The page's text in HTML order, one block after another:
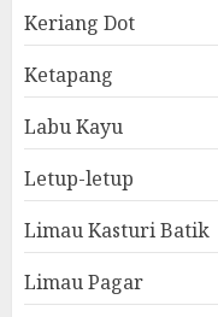
Keriang Dot
Ketapang
Labu Kayu
Letup-letup
Limau Kasturi Batik
Limau Pagar